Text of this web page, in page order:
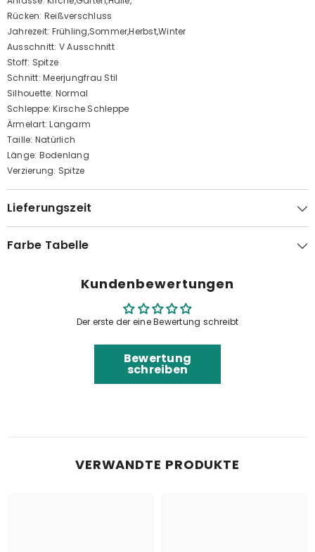
Rücken: Reißverschluss
Jahrezeit: Frühling,Sommer,Herbst,Winter
Ausschnitt: V Ausschnitt
Stoff: Spitze
Schnitt: Meerjungfrau Stil
Silhouette: Normal
Schleppe: Kirsche Schleppe
Ärmelart: Langarm
Taille: Natürlich
Länge: Bodenlang
Verzierung: Spitze
Lieferungszeit
Farbe Tabelle
Kundenbewertungen
Der erste der eine Bewertung schreibt
Bewertung
schreiben
VERWANDTE PRODUKTE